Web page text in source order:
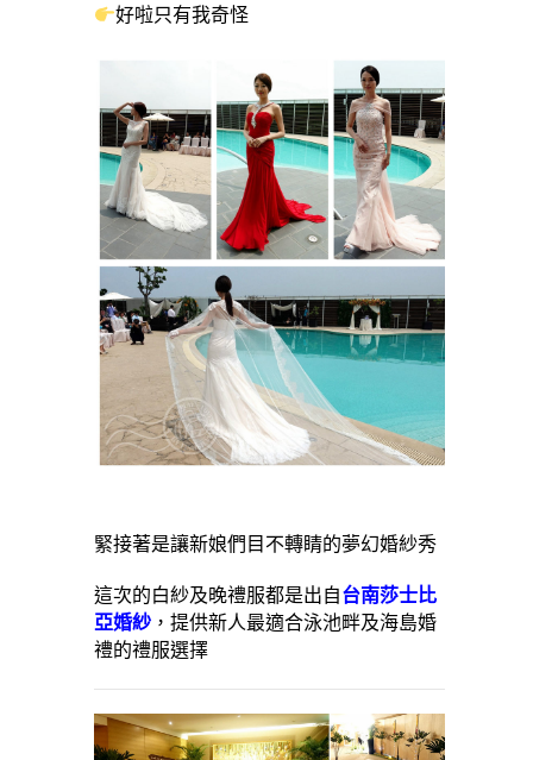
好啦只有我奇怪
緊接著是讓新娘們目不轉睛的夢幻婚紗秀
這次的白紗及晚禮服都是出自台南莎士比
亞婚紗 ，提供新人最適合泳池畔及海島婚
禮的禮服選擇